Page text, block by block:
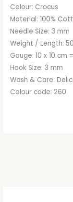
Colour: Crocus
Material: 100%
Needle Size: 3 mm
Weight / Length:
Gauge: 10 x 10 cm
Hook Size: 3 mm
Wash & Care:
Colour code: 260